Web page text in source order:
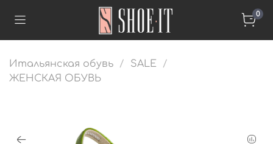
0
Итальянская обувь
SALE
ЖЕНСКАЯ ОБУВЬ